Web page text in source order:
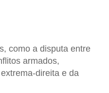
como a disputa entre
armados,
direita e da